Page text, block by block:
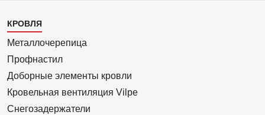
Каталог
1
КРОВЛЯ
Металлочерепица
Профнастил
Доборные элементы кровли
Кровельная вентиляция Vilpe
Снегозадержатели